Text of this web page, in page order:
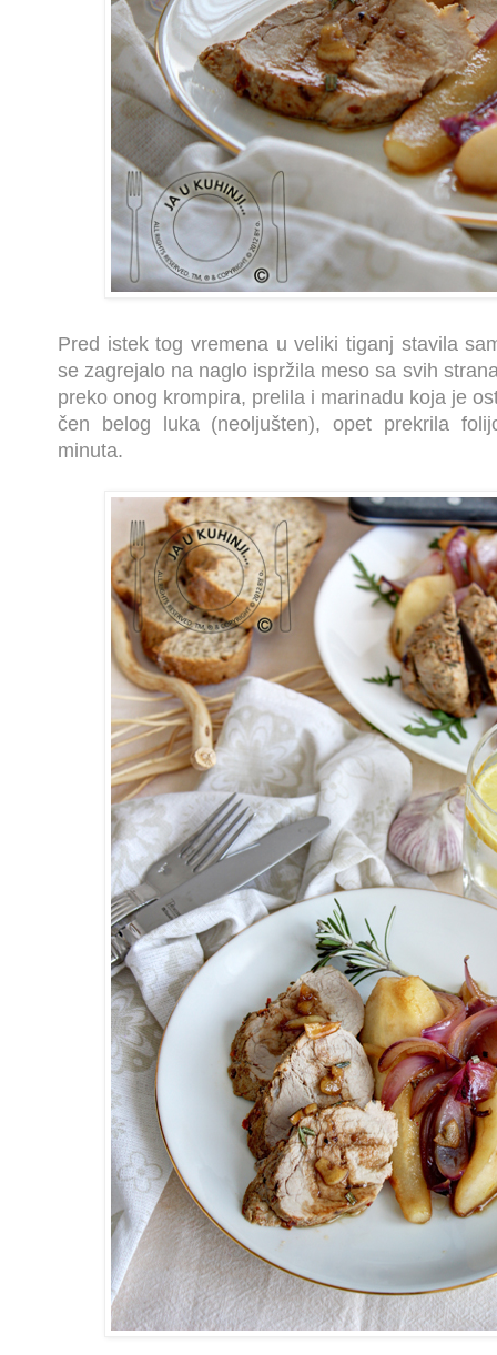
Pred istek tog vremena u veliki tiganj stavila
se zagrejalo na naglo ispržila meso sa svih
preko onog krompira, prelila i marinadu koja je
čen belog luka (neoljušten), opet prekrila
minuta.